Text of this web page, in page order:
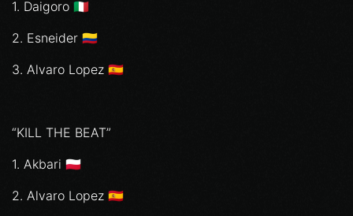
1. Daigoro 🇮🇹
2. ⁠Esneider 🇨🇴
3. ⁠Alvaro Lopez 🇪🇸
“KILL THE BEAT”
1. Akbari 🇵🇱
2. ⁠Alvaro Lopez 🇪🇸